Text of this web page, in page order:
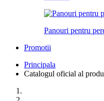
Panouri pentru
Promotii
Principala
Catalogul oficial al